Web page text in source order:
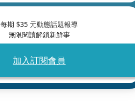
每期 $35 元動態話題報導
無限閱讀解鎖新鮮事
加入訂閱會員